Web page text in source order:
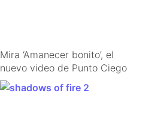
Mira ‘Amanecer bonito’, el
nuevo video de Punto Ciego